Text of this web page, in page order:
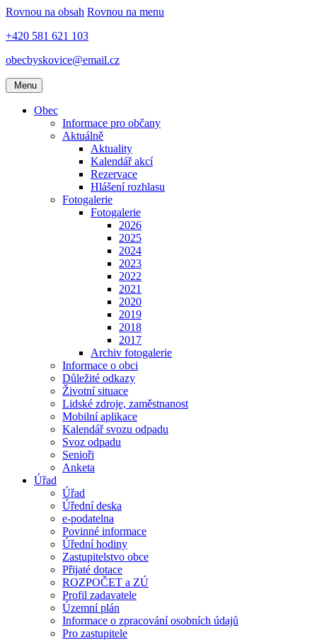
Rovnou na obsah Rovnou na menu
+420 581 621 103
obecbyskovice@email.cz
Menu
Obec
Informace pro občany
Aktuálně
Aktuality
Kalendář akcí
Rezervace
Hlášení rozhlasu
Fotogalerie
Fotogalerie
2026
2025
2024
2023
2022
2021
2020
2019
2018
2017
Archiv fotogalerie
Informace o obci
Důležité odkazy
Životní situace
Lidské zdroje, zaměstnanost
Mobilní aplikace
Kalendář svozu odpadu
Svoz odpadu
Senioři
Anketa
Úřad
Úřad
Úřední deska
e-podatelna
Povinné informace
Úřední hodiny
Zastupitelstvo obce
Přijaté dotace
ROZPOČET a ZÚ
Profil zadavatele
Územní plán
Informace o zpracování osobních údajů
Pro zastupitele